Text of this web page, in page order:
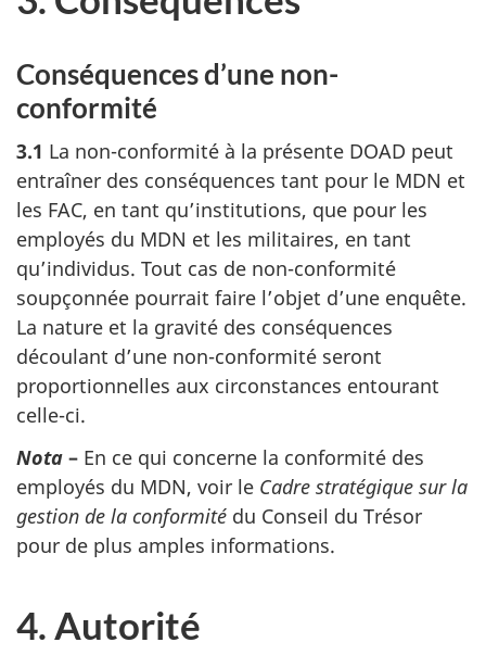
Conséquences d’une non-
conformité
3.1 La non-conformité à la présente DOAD peut
entraîner des conséquences tant pour le MDN et
les FAC, en tant qu’institutions, que pour les
employés du MDN et les militaires, en tant
qu’individus. Tout cas de non-conformité
soupçonnée pourrait faire l’objet d’une enquête.
La nature et la gravité des conséquences
découlant d’une non-conformité seront
proportionnelles aux circonstances entourant
celle-ci.
Nota – En ce qui concerne la conformité des
employés du MDN, voir le Cadre stratégique sur la
gestion de la conformité du Conseil du Trésor
pour de plus amples informations.
4. Autorité